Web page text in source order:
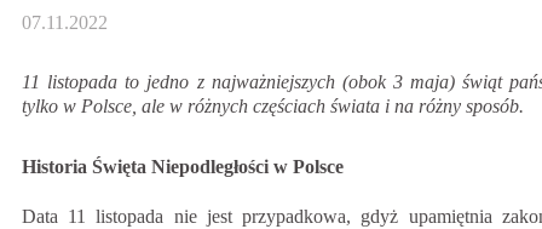
07.11.2022
11 listopada to jedno z najważniejszych (obok 3 maja) świąt
tylko w Polsce, ale w różnych częściach świata i na różny sposób.
Historia Święta Niepodległości w Polsce
Data 11 listopada nie jest przypadkowa, gdyż upamiętnia